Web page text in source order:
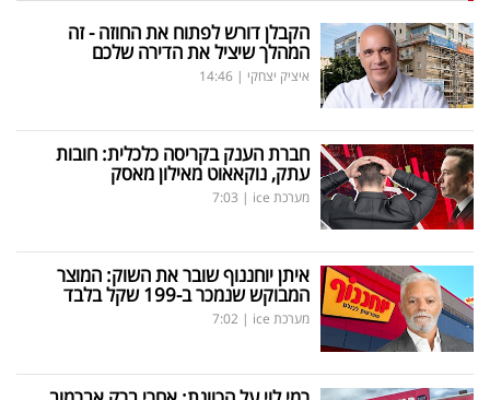
הקבלן דורש לפתוח את החוזה - זה
המהלך שיציל את הדירה שלכם
איציק יצחקי |
14:46
חברת הענק בקריסה כלכלית: חובות
עתק, נוקאאוט מאילון מאסק
מערכת ice |
7:03
איתן יוחננוף שובר את השוק: המוצר
המבוקש שנמכר ב-199 שקל בלבד
מערכת ice |
7:02